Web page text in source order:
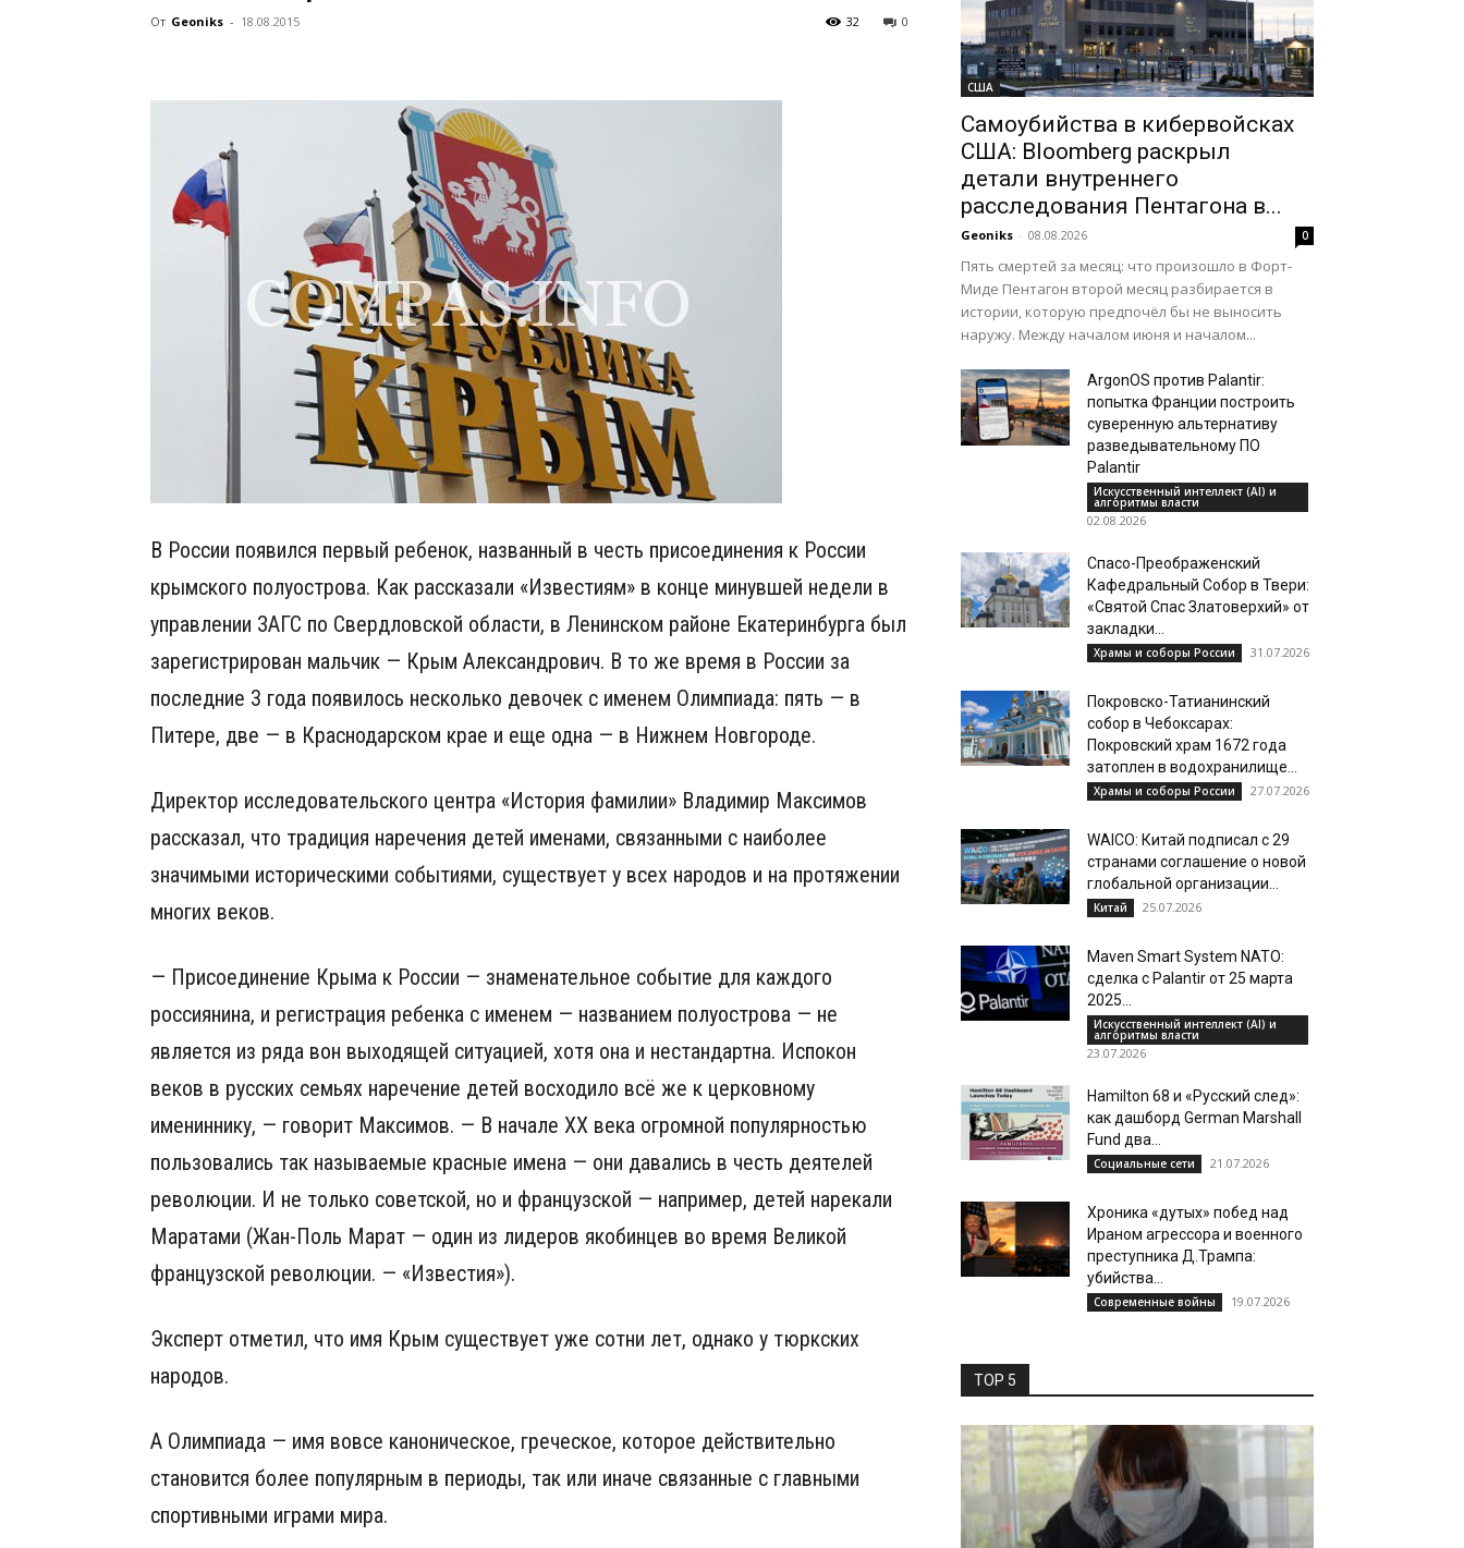
От Geoniks - 18.08.2015 0
32
В России появился первый ребенок, названный в честь присоединения к России
крымского полуострова. Как рассказали «Известиям» в конце минувшей недели в
управлении ЗАГС по Свердловской области, в Ленинском районе Екатеринбурга был
зарегистрирован мальчик — Крым Александрович. В то же время в России за
последние 3 года появилось несколько девочек с именем Олимпиада: пять — в
Питере, две — в Краснодарском крае и еще одна — в Нижнем Новгороде.
Директор исследовательского центра «История фамилии» Владимир Максимов
рассказал, что традиция наречения детей именами, связанными с наиболее
значимыми историческими событиями, существует у всех народов и на протяжении
многих веков.
— Присоединение Крыма к России — знаменательное событие для каждого
россиянина, и регистрация ребенка с именем — названием полуострова — не
является из ряда вон выходящей ситуацией, хотя она и нестандартна. Испокон
веков в русских семьях наречение детей восходило всё же к церковному
имениннику, — говорит Максимов. — В начале XX века огромной популярностью
пользовались так называемые красные имена — они давались в честь деятелей
революции. И не только советской, но и французской — например, детей нарекали
Маратами (Жан-Поль Марат — один из лидеров якобинцев во время Великой
французской революции. — «Известия»).
Эксперт отметил, что имя Крым существует уже сотни лет, однако у тюркских
народов.
А Олимпиада — имя вовсе каноническое, греческое, которое действительно
становится более популярным в периоды, так или иначе связанные с главными
спортивными играми мира.
США
Самоубийства в кибервойсках
США: Bloomberg раскрыл
детали внутреннего
расследования Пентагона в...
Geoniks - 08.08.2026 0
Пять смертей за месяц: что произошло в Форт-
Миде Пентагон второй месяц разбирается в
истории, которую предпочёл бы не выносить
наружу. Между началом июня и началом...
ArgonOS против Palantir:
попытка Франции построить
суверенную альтернативу
разведывательному ПО
Palantir
Искусственный интеллект (AI) и
алгоритмы власти
02.08.2026
Спасо-Преображенский
Кафедральный Собор в Твери:
«Святой Спас Златоверхий» от
закладки...
Храмы и соборы России 31.07.2026
Покровско-Татианинский
собор в Чебоксарах:
Покровский храм 1672 года
затоплен в водохранилище...
Храмы и соборы России 27.07.2026
WAICO: Китай подписал с 29
странами соглашение о новой
глобальной организации...
Китай 25.07.2026
Maven Smart System NATO:
сделка с Palantir от 25 марта
2025...
Искусственный интеллект (AI) и
алгоритмы власти
23.07.2026
Hamilton 68 и «Русский след»:
как дашборд German Marshall
Fund два...
Социальные сети 21.07.2026
Хроника «дутых» побед над
Ираном агрессора и военного
преступника Д.Трампа:
убийства...
Современные войны 19.07.2026
TOP 5